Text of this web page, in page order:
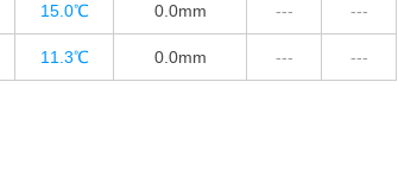
15.0℃ 0.0mm --- ---
11.3℃ 0.0mm --- ---